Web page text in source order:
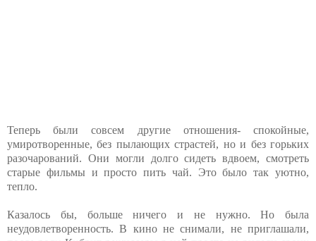
Теперь были совсем другие отношения- спокойные,
умиротворенные, без пылающих страстей, но и без горьких
разочарований. Они могли долго сидеть вдвоем, смотреть
старые фильмы и просто пить чай. Это было так уютно,
тепло.
Казалось бы, больше ничего и не нужно. Но была
неудовлетворенность. В кино не снимали, не приглашали,